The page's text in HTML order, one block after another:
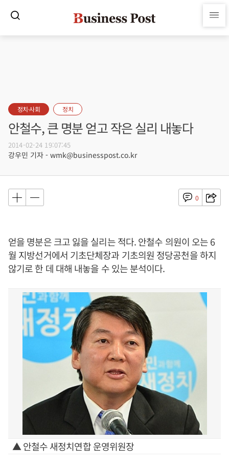
정치·사회 정치
안철수, 큰 명분 얻고 작은 실리 내놓다
2014-02-24 19:07:45
강우민 기자 - wmk@businesspost.co.kr
0
얻을 명분은 크고 잃을 실리는 적다. 안철수 의원이 오는 6
월 지방선거에서 기초단체장과 기초의원 정당공천을 하지
않기로 한 데 대해 내놓을 수 있는 분석이다.
▲ 안철수 새정치연합 운영위원장